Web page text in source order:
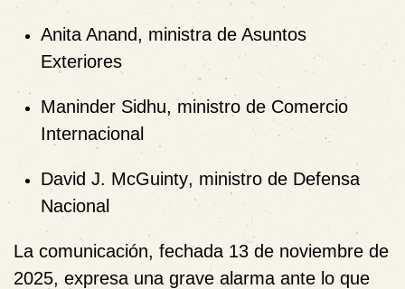
Anita Anand, ministra de Asuntos
Exteriores
Maninder Sidhu, ministro de Comercio
Internacional
David J. McGuinty, ministro de Defensa
Nacional
La comunicación, fechada 13 de noviembre de
2025, expresa una grave alarma ante lo que